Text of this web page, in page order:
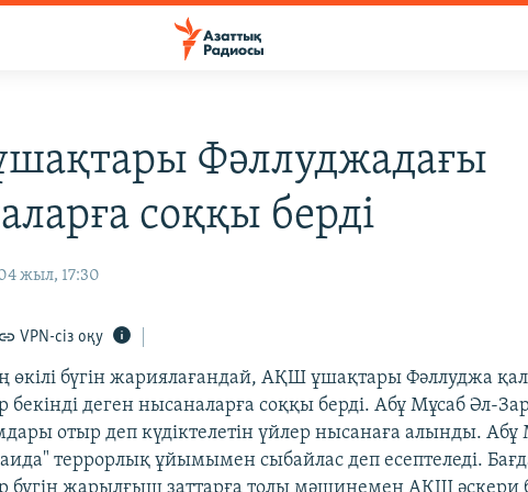
Фәллуджадағы
соққы берді
жыл, 17:30
VPN-сіз оқу
өкілі бүгін жариялағандай, АҚШ ұшақтары Фәллуджа
бекінді деген нысаналарға соққы берді. Абұ Мұсаб Әл-
отыр деп күдіктелетін үйлер нысанаға алынды. Абұ
террорлық ұйымымен сыбайлас деп есептеледі.